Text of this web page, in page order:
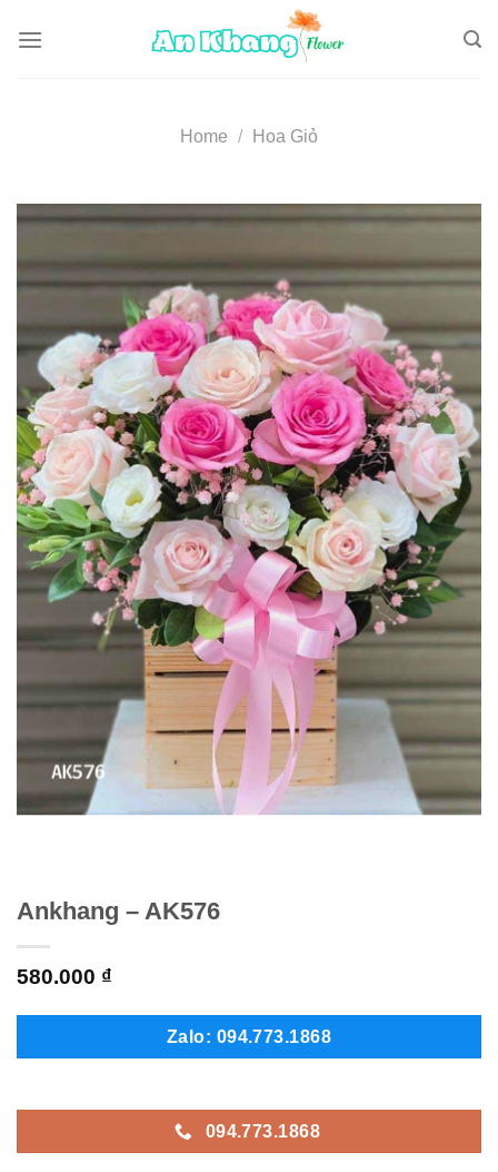
Home / Hoa Giỏ
Ankhang – AK576
580.000 ₫
Zalo: 094.773.1868
094.773.1868